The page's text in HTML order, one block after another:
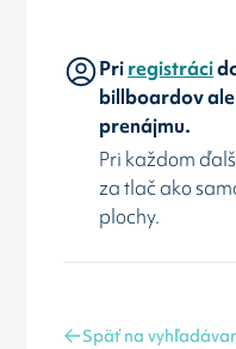
Priregistráci
billboardov
prenájmu.
Pri každom
za tlač ako
plochy.
Späť na